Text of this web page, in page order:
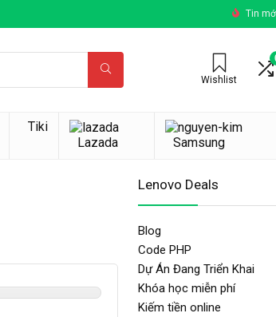
Tin
Wishlist
Tiki
Lazada
Samsung
Lenovo Deals
Blog
Code PHP
Dự Án Đang Triển Khai
Khóa học miễn phí
Kiếm tiền online